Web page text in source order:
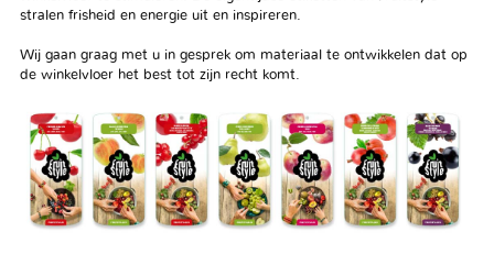
stralen frisheid en energie uit en inspireren.
Wij gaan graag met u in gesprek om materiaal te ontwikkelen dat op
de winkelvloer het best tot zijn recht komt.